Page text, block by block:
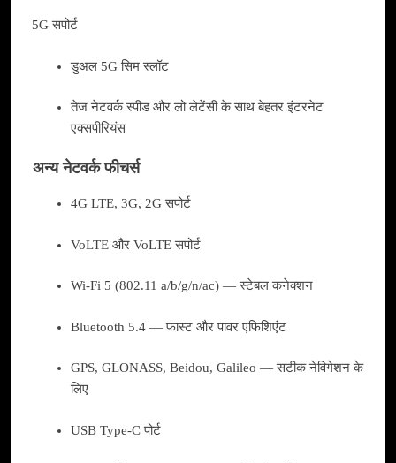
5G सपोर्ट
डुअल 5G सिम स्लॉट
तेज नेटवर्क स्पीड और लो लेटेंसी के साथ बेहतर इंटरनेट
एक्सपीरियंस
अन्य नेटवर्क फीचर्स
4G LTE, 3G, 2G सपोर्ट
VoLTE और VoLTE सपोर्ट
Wi-Fi 5 (802.11 a/b/g/n/ac) — स्टेबल कनेक्शन
Bluetooth 5.4 — फास्ट और पावर एफिशिएंट
GPS, GLONASS, Beidou, Galileo — सटीक नेविगेशन के
लिए
USB Type-C पोर्ट